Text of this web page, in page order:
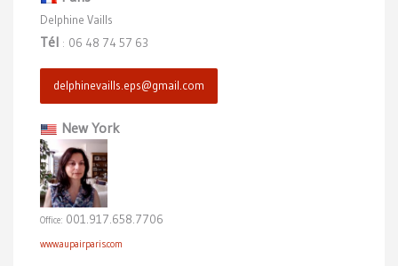
Delphine Vaills
Tél : 06 48 74 57 63
delphinevaills.eps@gmail.com
New York
Office: 001.917.658.7706
www.aupairparis.com